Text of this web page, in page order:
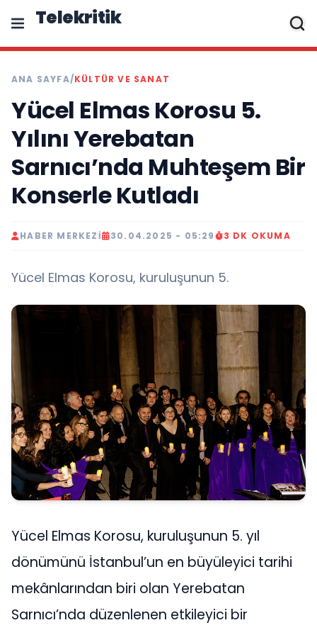
Telekritik
ANA SAYFA/KÜLTÜR VE SANAT
Yücel Elmas Korosu 5.
Yılını Yerebatan
Sarnıcı’nda Muhteşem Bir
Konserle Kutladı
HABER MERKEZI 30.04.2025 - 05:29 3 DK OKUMA
Yücel Elmas Korosu, kuruluşunun 5.
Yücel Elmas Korosu, kuruluşunun 5. yıl
dönümünü İstanbul’un en büyüleyici tarihi
mekânlarından biri olan Yerebatan
Sarnıcı’nda düzenlenen etkileyici bir